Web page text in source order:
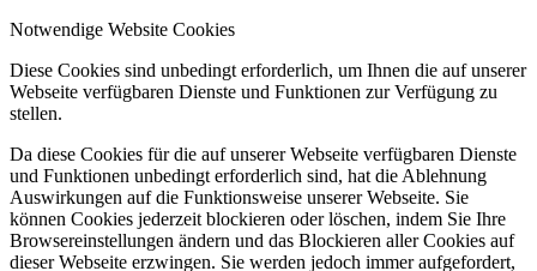
Notwendige Website Cookies
Diese Cookies sind unbedingt erforderlich, um Ihnen die auf unserer
Webseite verfügbaren Dienste und Funktionen zur Verfügung zu
stellen.
Da diese Cookies für die auf unserer Webseite verfügbaren Dienste
und Funktionen unbedingt erforderlich sind, hat die Ablehnung
Auswirkungen auf die Funktionsweise unserer Webseite. Sie
können Cookies jederzeit blockieren oder löschen, indem Sie Ihre
Browsereinstellungen ändern und das Blockieren aller Cookies auf
dieser Webseite erzwingen. Sie werden jedoch immer aufgefordert,